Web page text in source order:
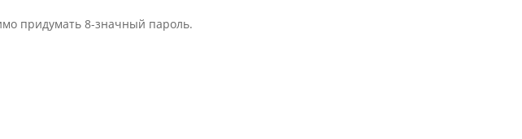
придумать 8-значный пароль.